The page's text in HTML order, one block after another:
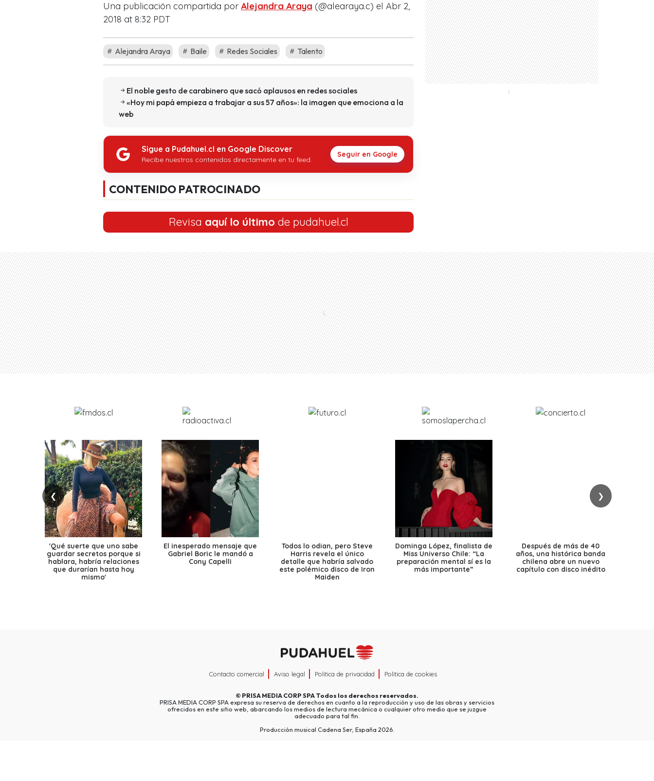
Una publicación compartida por Alejandra Araya (@alearaya.c) el Abr 2,
2018 at 8:32 PDT
Alejandra Araya Baile Redes Sociales Talento
El noble gesto de carabinero que sacó aplausos en redes sociales
«Hoy mi papá empieza a trabajar a sus 57 años»: la imagen que emociona a la
web
Sigue a Pudahuel.cl en Google Discover
Recibe nuestros contenidos directamente en tu feed.
Seguir en Google
CONTENIDO PATROCINADO
Revisa aquí lo último de pudahuel.cl
❮ ❯
'Qué suerte que uno sabe
guardar secretos porque si
hablara, habría relaciones
que durarían hasta hoy
mismo'
El inesperado mensaje que
Gabriel Boric le mandó a
Cony Capelli
Todos lo odian, pero Steve
Harris revela el único
detalle que habría salvado
este polémico disco de Iron
Maiden
Dominga López, finalista de
Miss Universo Chile: “La
preparación mental sí es la
más importante”
Después de más de 40
años, una histórica banda
chilena abre un nuevo
capítulo con disco inédito
Contacto comercial Aviso legal Política de privacidad Política de cookies
© PRISA MEDIA CORP SPATodos los derechos reservados.
PRISA MEDIA CORP SPA expresa su reserva de derechos en cuanto a la reproducción y uso de las obras y servicios
ofrecidos en este sitio web, abarcando los medios de lectura mecánica o cualquier otro medio que se juzgue
adecuado para tal fin.
Producción musical Cadena Ser, España 2026.